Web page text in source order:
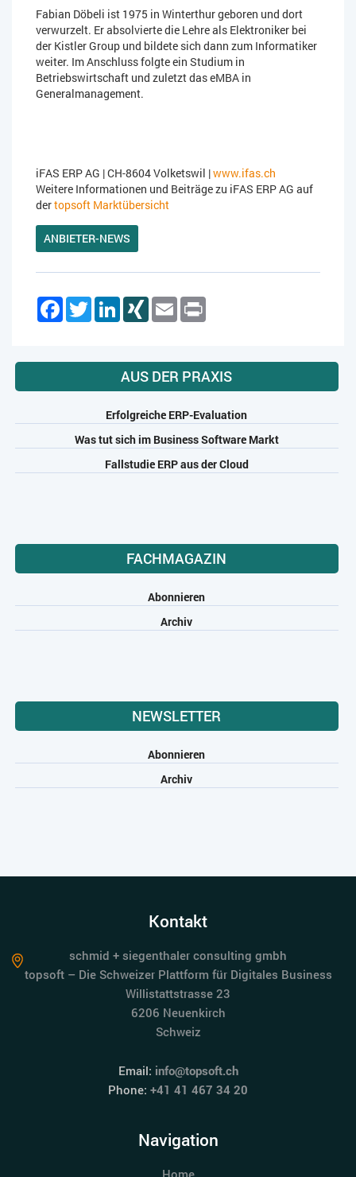
Fabian Döbeli ist 1975 in Winterthur geboren und dort
verwurzelt. Er absolvierte die Lehre als Elektroniker bei
der Kistler Group und bildete sich dann zum Informatiker
weiter. Im Anschluss folgte ein Studium in
Betriebswirtschaft und zuletzt das eMBA in
Generalmanagement.
iFAS ERP AG | CH-8604 Volketswil |www.ifas.ch
Weitere Informationen und Beiträge zu iFAS ERP AG auf
dertopsoft Marktübersicht
ANBIETER-NEWS
Facebook
TwitterLinkedInXING Email
AUS DER PRAXIS
Erfolgreiche ERP-Evaluation
Was tut sich im Business Software Markt
Fallstudie ERP aus der Cloud
FACHMAGAZIN
Abonnieren
Archiv
NEWSLETTER
Abonnieren
Archiv
Kontakt
schmid + siegenthaler consulting gmbh
topsoft – Die Schweizer Plattform für Digitales Business
Willistattstrasse 23
6206 Neuenkirch
Schweiz
Email: info@topsoft.ch
Phone: +41 41 467 34 20
Navigation
Home